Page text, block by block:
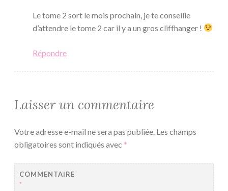
Le tome 2 sort le mois prochain, je te conseille
d’attendre le tome 2 car il y a un gros cliffhanger !
Répondre
Laisser un commentaire
Votre adresse e-mail ne sera pas publiée. Les champs
obligatoires sont indiqués avec *
COMMENTAIRE
*